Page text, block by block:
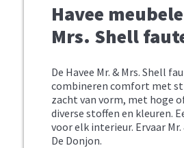
Havee
Mrs. Shell
De Havee Mr. & Mrs. Shell
combineren comfort met
zacht van vorm, met hoge
diverse stoffen en kleuren.
voor elk interieur. Ervaar Mr.
De Donjon.